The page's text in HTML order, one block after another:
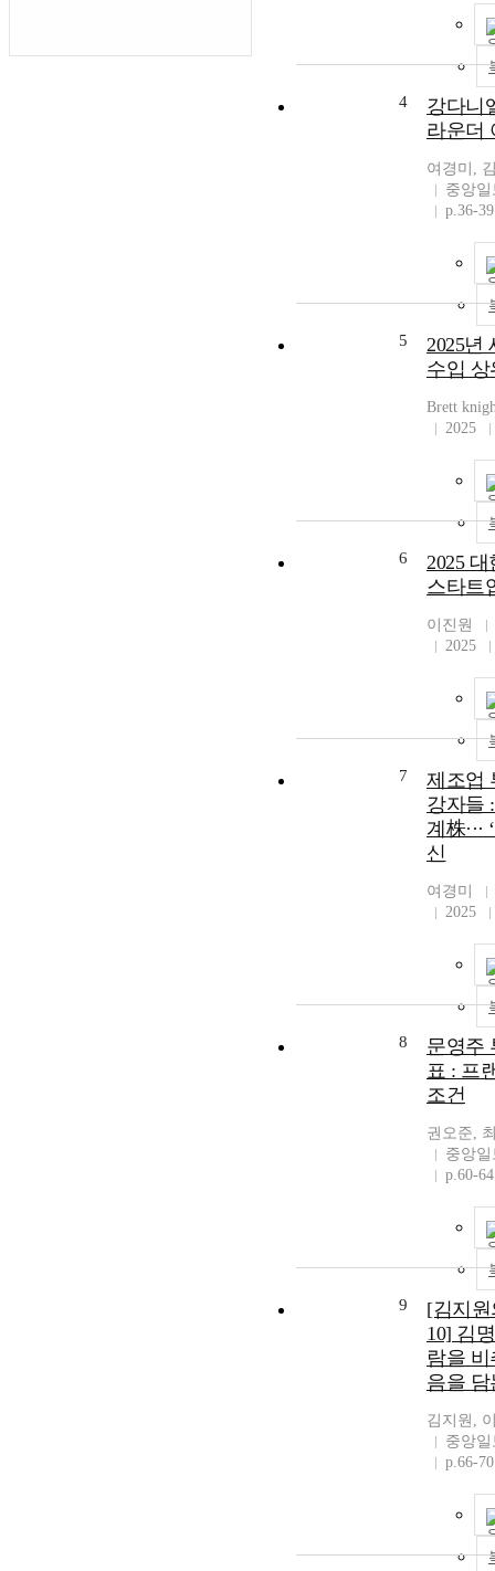
4
강다니
라운더
여경미,
중앙
p.36-39
5
2025년
수입 상
Brett
2025
6
2025
스타트
이진원
2025
7
제조업
강자들
계株···
신
여경미
2025
8
문영주
표 : 프
조건
권오준,
중앙
p.60-64
9
[김지
10] 김
람을
음을 담
김지원,
중앙
p.66-70